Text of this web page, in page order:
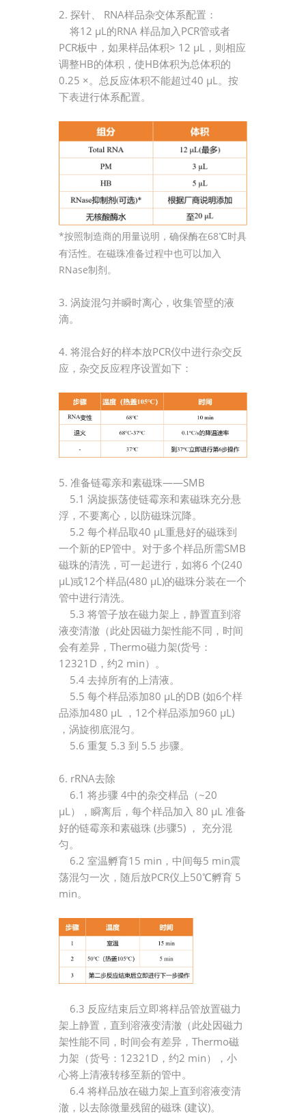
2. 探针、 RNA样品杂交体系配置：
将12 μL的RNA 样品加入PCR管或者
PCR板中，如果样品体积> 12 μL，则相应
调整HB的体积，使HB体积为总体积的
0.25 ×。总反应体积不能超过40 μL。按
下表进行体系配置。
*按照制造商的用量说明，确保酶在68℃时具
有活性。在磁珠准备过程中也可以加入
RNase制剂。
3. 涡旋混匀并瞬时离心，收集管壁的液
滴。
4. 将混合好的样本放PCR仪中进行杂交反
应，杂交反应程序设置如下：
5. 准备链霉亲和素磁珠——SMB
5.1 涡旋振荡使链霉亲和素磁珠充分悬
浮，不要离心，以防磁珠沉降。
5.2 每个样品取40 μL重悬好的磁珠到
一个新的EP管中。对于多个样品所需SMB
磁珠的清洗，可一起进行，如将6 个(240
μL)或12个样品(480 μL)的磁珠分装在一个
管中进行清洗。
5.3 将管子放在磁力架上，静置直到溶
液变清澈（此处因磁力架性能不同，时间
会有差异，Thermo磁力架(货号：
12321D，约2 min）。
5.4 去掉所有的上清液。
5.5 每个样品添加80 μL的DB (如6个样
品添加480 μL ，12个样品添加960 μL)
，涡旋彻底混匀。
5.6 重复 5.3 到 5.5 步骤。
6. rRNA去除
6.1 将步骤 4中的杂交样品（~20
μL），瞬离后，每个样品加入 80 μL 准备
好的链霉亲和素磁珠 (步骤5) ， 充分混
匀。
6.2 室温孵育15 min，中间每5 min震
荡混匀一次，随后放PCR仪上50℃孵育 5
min。
6.3 反应结束后立即将样品管放置磁力
架上静置，直到溶液变清澈（此处因磁力
架性能不同，时间会有差异，Thermo磁
力架（货号：12321D，约2 min），小
心将上清液转移至新的管中。
6.4 将样品放在磁力架上直到溶液变清
澈，以去除微量残留的磁珠 (建议)。